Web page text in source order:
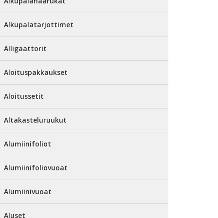
Alkupalatarjottimet
Alligaattorit
Aloituspakkaukset
Aloitussetit
Altakasteluruukut
Alumiinifoliot
Alumiinifoliovuoat
Alumiinivuoat
Aluset